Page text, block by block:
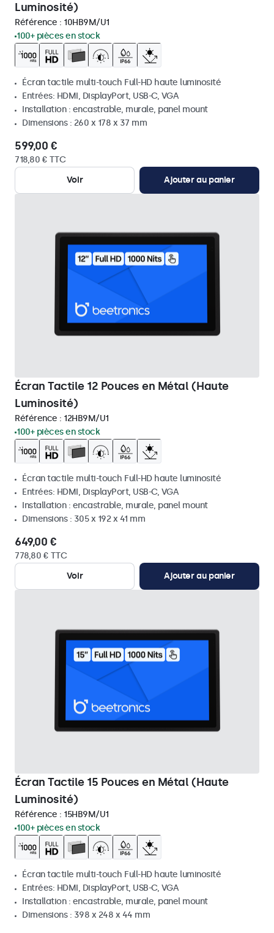
Luminosité)
Référence : 10HB9M/U1
100+ pièces en stock
Écran tactile multi-touch Full-HD haute luminosité
Entrées: HDMI, DisplayPort, USB-C, VGA
Installation : encastrable, murale, panel mount
Dimensions : 260 x 178 x 37 mm
599,00 €
718,80 € TTC
Voir
Ajouter au panier
Écran Tactile 12 Pouces en Métal (Haute
Luminosité)
Référence : 12HB9M/U1
100+ pièces en stock
Écran tactile multi-touch Full-HD haute luminosité
Entrées: HDMI, DisplayPort, USB-C, VGA
Installation : encastrable, murale, panel mount
Dimensions : 305 x 192 x 41 mm
649,00 €
778,80 € TTC
Voir
Ajouter au panier
Écran Tactile 15 Pouces en Métal (Haute
Luminosité)
Référence : 15HB9M/U1
100+ pièces en stock
Écran tactile multi-touch Full-HD haute luminosité
Entrées: HDMI, DisplayPort, USB-C, VGA
Installation : encastrable, murale, panel mount
Dimensions : 398 x 248 x 44 mm